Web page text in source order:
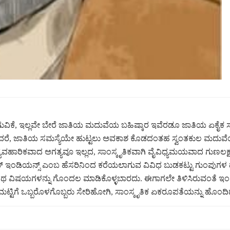
ಇಲ್ಲವೇ ಬೇರೆ ಜಾತಿಯ ಮದುವೆಯ ಬಹಿಷ್ಕಾರ ಇವೆರಡೂ ಜಾತಿಯ ಏಕೈಕ
ಜಾತಿಯ ಸಮಸ್ಯೆಯೇ ಹುಟ್ಟಲು ಅವಕಾಶ ಕೊಡದಂತಹ ಸ್ವಂತಕುಲ
ಅಗತ್ಯವೂ ಇಲ್ಲದ, ಸಾಂಸ್ಕೃತಿಕವಾಗಿ ವೈವಿಧ್ಯಮಯವಾದ
ಇಂಡಿಯನ್ಸ್ ಎಂಬ ಹೆಸರಿನಿಂದ ಕರೆಯಲಾಗುವ ವಿವಿಧ ಬುಡಕಟ್ಟು ಗುಂಪುಗಳ
ವಿಷಯಗಳನ್ನು ಗೊಂದಲ ಮಾಡಿಕೊಳ್ಳಬಾರದು. ಈಗಾಗಲೇ ತಿಳಿಸಿರುವಂತೆ
ಒಬ್ಬರೊಳಗೊಬ್ಬರು ಸೇರಿಹೋಗಿ, ಸಾಂಸ್ಕೃತಿಕ ಏಕರೂಪತೆಯನ್ನು